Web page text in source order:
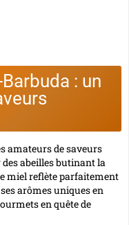
: un
amateurs de saveurs
abeilles butinant la
miel reflète parfaitement
arômes uniques en
en quête de